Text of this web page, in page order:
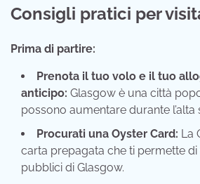
Consigli pratici per
Prima di partire:
Prenota il tuo volo e il tuo
anticipo: Glasgow è una città
possono aumentare durante l’alta
Procurati una Oyster Card: La
carta prepagata che ti permette
pubblici di Glasgow.